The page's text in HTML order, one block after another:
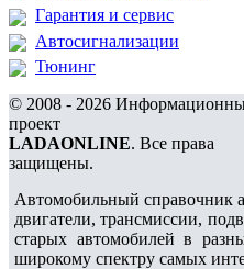
Гарантия и сервис
Автосигнализации
Тюнинг
© 2008 - 2026
проект
LADAONLINE. Все права
защищены.
Автомобильный справочник
двигатели, трансмиссии,
старых автомобилей в
широкому спектру самых